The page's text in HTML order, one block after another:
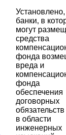
Установлено,
банки, в
могут
средства
фонда
вреда и
фонда
обеспечения
договорных
в области
инженерных